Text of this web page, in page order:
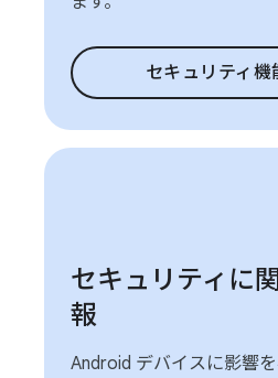
セキュリティ機
セキュリティに
報
Android デバイスに影響